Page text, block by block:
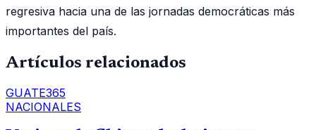
regresiva hacia una de las jornadas democráticas más
importantes del país.
Artículos relacionados
GUATE365
NACIONALES